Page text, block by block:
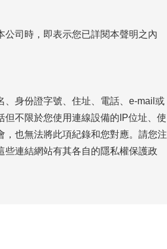
司時，即表示您已詳閱本聲明之內
、身份證字號、住址、電話、e-mail或
不限於您使用連線設備的IP位址、使
也無法將此項紀錄和您對應。請您注
連結網站有其各自的隱私權保護政
始得進行資料之取得與利用，非經授